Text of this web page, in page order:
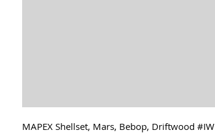
MAPEX Shellset, Mars, Bebop, Driftwood #IW